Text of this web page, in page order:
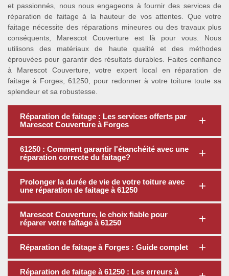
et passionnés, nous nous engageons à fournir des services de
réparation de faitage à la hauteur de vos attentes. Que votre
faitage nécessite des réparations mineures ou des travaux plus
conséquents, Marescot Couverture est là pour vous. Nous
utilisons des matériaux de haute qualité et des méthodes
éprouvées pour garantir des résultats durables. Faites confiance
à Marescot Couverture, votre expert local en réparation de
faitage à Forges, 61250, pour redonner à votre toiture toute sa
splendeur et sa robustesse.
Réparation de faitage : Les services offerts par
Marescot Couverture à Forges
61250 : Comment garantir l'étanchéité avec une
réparation correcte du faitage?
Prolonger la durée de vie de votre toiture avec
une réparation de faitage à 61250
Marescot Couverture, le choix fiable pour
réparer votre faîtage à 61250
Réparation de faitage à Forges : Guide complet
Réparation de faitage à 61250 : Les erreurs à